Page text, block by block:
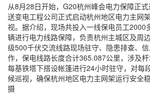
从8月28日开始，G20杭州峰会电力保障正
送变电工程公司正式启动杭州地区电力主网
视。据介绍，现场共投入一线保电员工2000
辆进行电力线路保障，负责杭州主城区及周
级500千伏交流线路现场驻守、隐患排查、
作，保电线路长度合计365.087公里，涉及
每基铁塔下搭设帐篷进行24小时驻守，对每
候巡视，确保杭州地区电力主网架运行安全
摄